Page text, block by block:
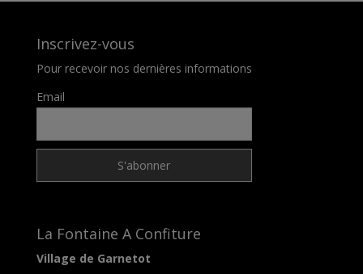
Inscrivez-vous
Pour recevoir nos dernières informations
Email
La Fontaine A Confiture
Village de Garnetot